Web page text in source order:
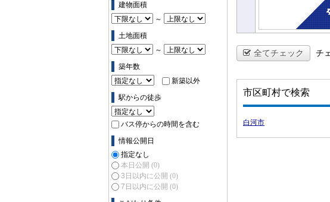
建物面積
～
土地面積
～
築年数
新築以外
駅からの徒歩
バス停からの時間を含む
情報公開日
指定なし
本日公開 (0)
3日以内に公開 (0)
7日以内に公開 (0)
全てチェック チ
市区町村で検索
白河市